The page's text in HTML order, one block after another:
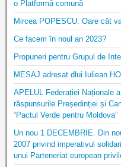
o Platformă comună
Mircea POPESCU: Oare cât
Ce facem în noul an 2023?
Propuneri pentru Grupul de
MESAJ adresat dlui Iuliean
APELUL Federației Naționale
răspunsurile Președinției și
“Pactul Verde pentru Moldova”
Un nou 1 DECEMBRIE. Din
2007 privind imperativul
unui Parteneriat european